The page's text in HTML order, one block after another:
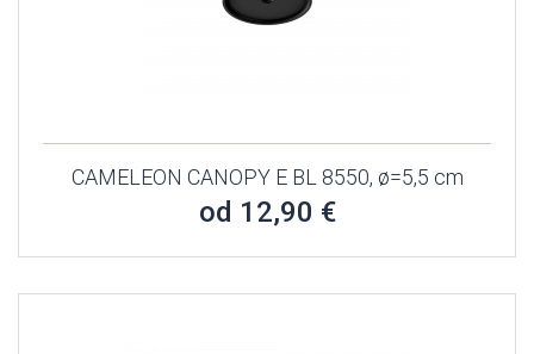
CAMELEON CANOPY E BL 8550, ø=5,5 cm
od 12,90 €